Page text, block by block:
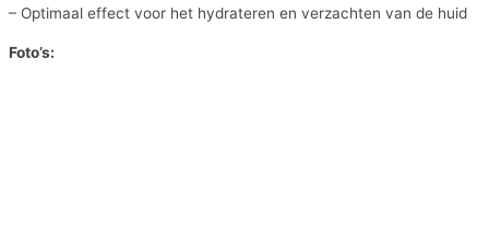
– Optimaal effect voor het hydrateren en verzachten van de huid
Foto’s: